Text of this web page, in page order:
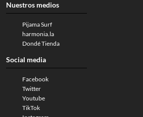
Nuestros medios
Pijama Surf
harmonia.la
Dondé Tienda
Social media
Facebook
Twitter
Youtube
TikTok